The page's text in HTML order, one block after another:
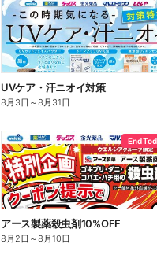
UVケア・汗ニオイ対策
8月3日 ～8月31日
End
アース製薬殺虫剤10%OFF
8月2日 ～8月10日